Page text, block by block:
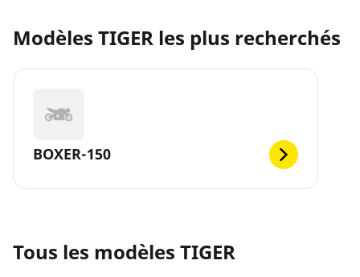
Modèles TIGER les plus recherchés
BOXER-150
Tous les modèles TIGER